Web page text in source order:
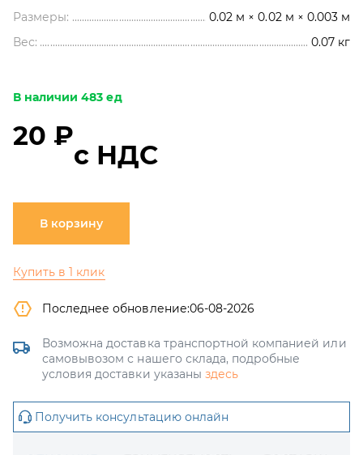
Размеры:
0.02 м × 0.02 м × 0.003 м
Вес:
0.07 кг
В наличии 483 ед
20 ₽
с НДС
В корзину
Купить в 1 клик
Последнее обновление:06-08-2026
Возможна доставка транспортной компанией или
самовывозом с нашего склада, подробные
условия доставки указаны здесь
Получить консультацию онлайн